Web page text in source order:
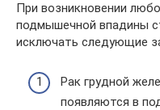
При возникновении
подмышечной впадины
исключать следующие
Рак грудной
появляются в